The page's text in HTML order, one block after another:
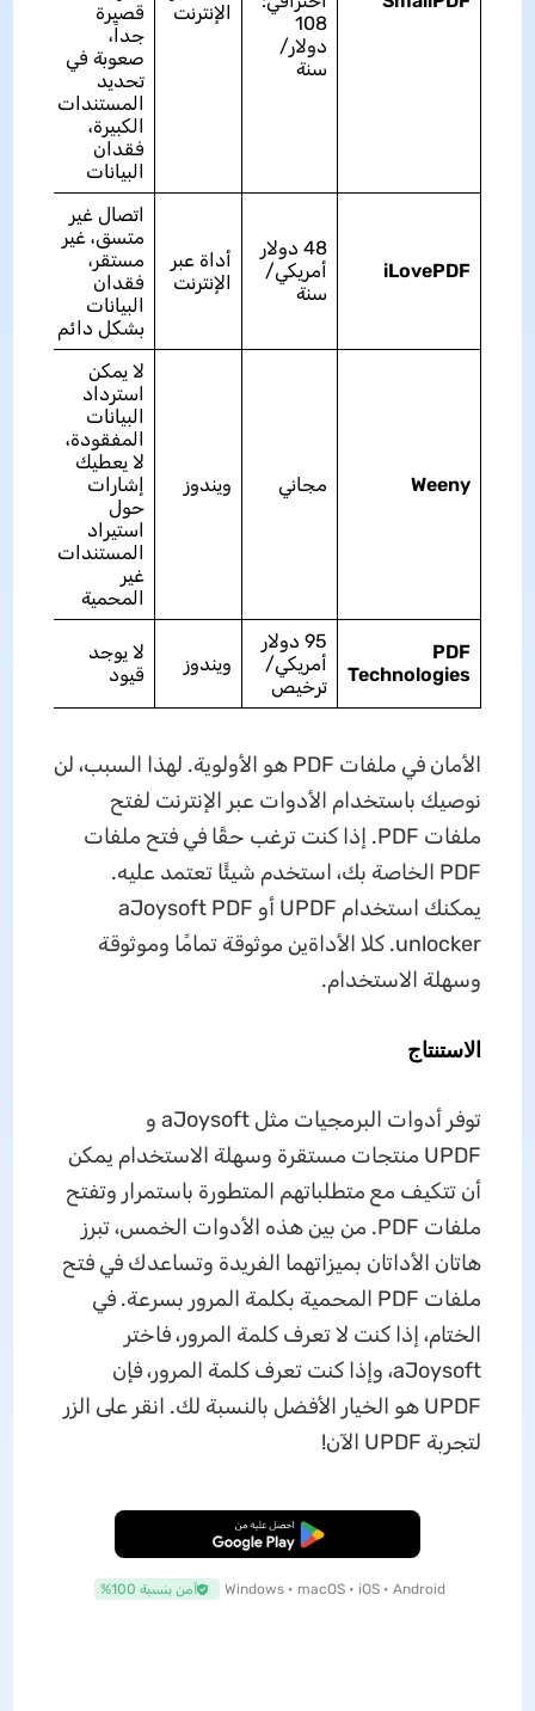
108
دولار/
سنة
الإنترنت
قصيرة
جداً،
صعوبة في
تحديد
المستندات
الكبيرة،
فقدان
البيانات
iLovePDF
48 دولار
أمريكي/
سنة
أداة عبر
الإنترنت
اتصال غير
متسق، غير
مستقر،
فقدان
البيانات
بشكل دائم
Weeny مجاني ويندوز
لا يمكن
استرداد
البيانات
المفقودة،
لا يعطيك
إشارات
حول
استيراد
المستندات
غير
المحمية
PDF
Technologies
95 دولار
أمريكي/
ترخيص
ويندوز
لا يوجد
قيود
الأمان في ملفات PDF هو الأولوية. لهذا السبب، لن
نوصيك باستخدام الأدوات عبر الإنترنت لفتح
ملفات PDF. إذا كنت ترغب حقًا في فتح ملفات
PDF الخاصة بك، استخدم شيئًا تعتمد عليه.
يمكنك استخدام UPDF أو aJoysoft PDF
unlocker. كلا الأداةين موثوقة تمامًا وموثوقة
وسهلة الاستخدام.
الاستنتاج
توفر أدوات البرمجيات مثل aJoysoft و
UPDF منتجات مستقرة وسهلة الاستخدام يمكن
أن تتكيف مع متطلباتهم المتطورة باستمرار وتفتح
ملفات PDF. من بين هذه الأدوات الخمس، تبرز
هاتان الأداتان بميزاتهما الفريدة وتساعدك في فتح
ملفات PDF المحمية بكلمة المرور بسرعة. في
الختام، إذا كنت لا تعرف كلمة المرور، فاختر
aJoysoft، وإذا كنت تعرف كلمة المرور، فإن
UPDF هو الخيار الأفضل بالنسبة لك. انقر على الزر
لتجربة UPDF الآن!
تنزيل مجاني
Windows • macOS • iOS • Android آمن بنسبة 100%